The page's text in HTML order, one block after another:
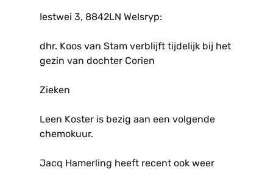
Iestwei 3, 8842LN Welsryp:
dhr. Koos van Stam verblijft tijdelijk bij het
gezin van dochter Corien
Zieken
Leen Koster is bezig aan een volgende
chemokuur.
Jacq Hamerling heeft recent ook weer